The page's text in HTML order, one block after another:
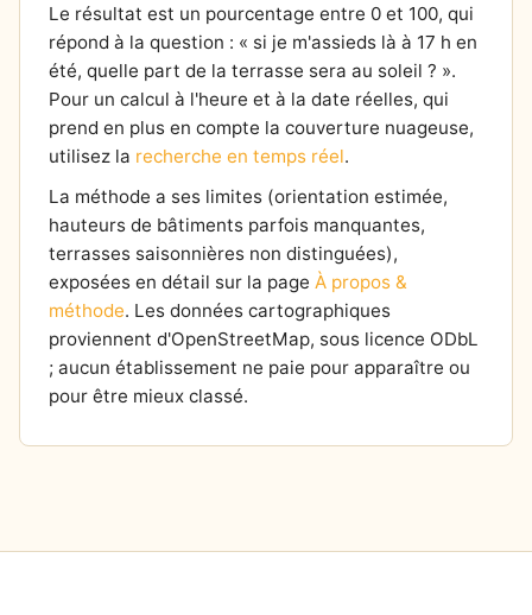
Le résultat est un pourcentage entre 0 et 100, qui
répond à la question : « si je m'assieds là à 17 h en
été, quelle part de la terrasse sera au soleil ? ».
Pour un calcul à l'heure et à la date réelles, qui
prend en plus en compte la couverture nuageuse,
utilisez la recherche en temps réel.
La méthode a ses limites (orientation estimée,
hauteurs de bâtiments parfois manquantes,
terrasses saisonnières non distinguées),
exposées en détail sur la page À propos &
méthode. Les données cartographiques
proviennent d'OpenStreetMap, sous licence ODbL
; aucun établissement ne paie pour apparaître ou
pour être mieux classé.